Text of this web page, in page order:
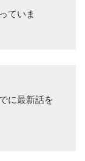
ていま
に最新話を